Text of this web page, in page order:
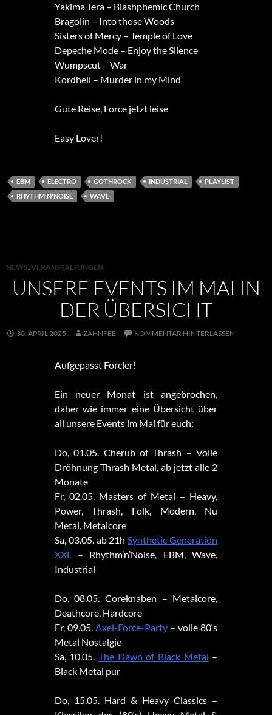
Yakima Jera – Blashphemic Church
Bragolin – Into those Woods
Sisters of Mercy – Temple of Love
Depeche Mode – Enjoy the Silence
Wumpscut – War
Kordhell – Murder in my Mind
Gute Reise, Force jetzt leise
Easy Lover!
EBM ELECTRO GOTHROCK INDUSTRIAL
PLAYLIST
RHYTHM'N'NOISE
WAVE
NEWS,VERANSTALTUNGEN
UNSERE EVENTS IM MAI IN
DER ÜBERSICHT
30. APRIL 2025 ZAHNFEE KOMMENTAR HINTERLASSEN
Aufgepasst Forcler!
Ein neuer Monat ist angebrochen,
daher wie immer eine Übersicht über
all unsere Events im Mai für euch:
Do, 01.05. Cherub of Thrash – Volle
Dröhnung Thrash Metal, ab jetzt alle 2
Monate
Fr, 02.05. Masters of Metal – Heavy,
Power, Thrash, Folk, Modern, Nu
Metal, Metalcore
Sa, 03.05. ab 21hSynthetic Generation
XXL– Rhythm’n’Noise, EBM, Wave,
Industrial
Do, 08.05. Coreknaben – Metalcore,
Deathcore, Hardcore
Fr, 09.05. Axel-Force-Party– volle 80‘s
Metal Nostalgie
Sa, 10.05. The Dawn of Black Metal –
Black Metal pur
Do, 15.05. Hard & Heavy Classics –